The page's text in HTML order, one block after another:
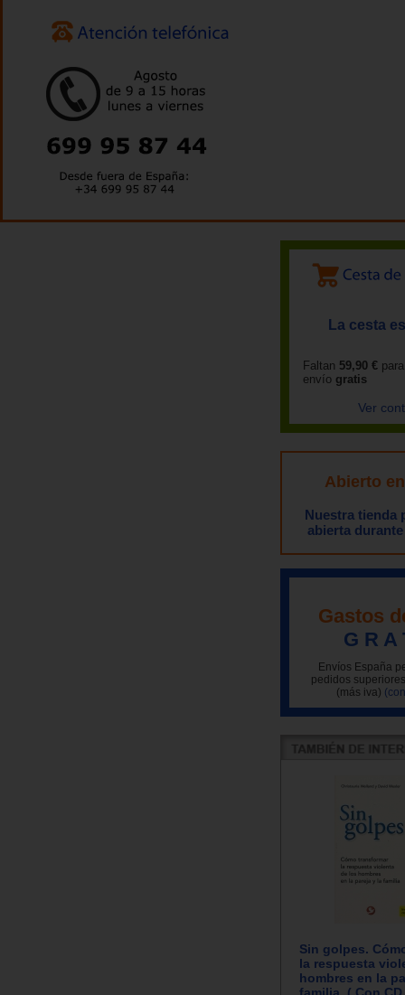
La cesta
Faltan 59,90 €
envío gratis
Ver
Abierto
Nuestra tienda
abierta
Gastos
G R A
Envíos España
pedidos
(más iva)
Sin golpes.
la respuesta
hombres en la
familia. ( Con CD